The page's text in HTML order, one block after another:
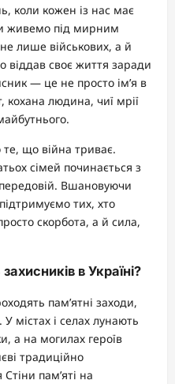
коли кожен із нас має
живемо під мирним
лише військових, а й
віддав своє життя заради
— це не просто ім’я в
кохана людина, чиї мрії
що війна триває.
сімей починається з
Вшановуючи
тих, хто
скорбота, а й сила,
в Україні?
пам’ятні заходи,
містах і селах лунають
а на могилах героїв
традиційно
пам’яті на